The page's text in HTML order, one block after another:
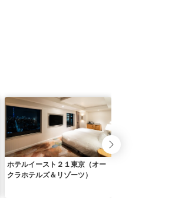
ホテルイースト２１東京（オー
クラホテルズ＆リゾーツ）